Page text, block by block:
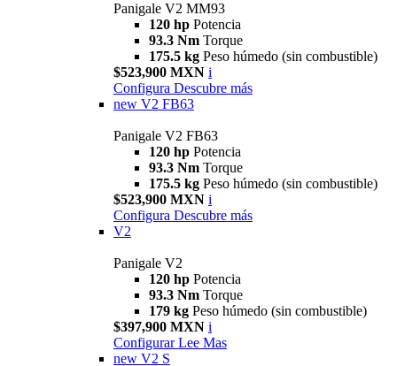
Panigale V2 MM93
120 hp Potencia
93.3 Nm Torque
175.5 kg Peso húmedo (sin combustible)
$523,900 MXN i
Configura Descubre más
new V2 FB63
Panigale V2 FB63
120 hp Potencia
93.3 Nm Torque
175.5 kg Peso húmedo (sin combustible)
$523,900 MXN i
Configura Descubre más
V2
Panigale V2
120 hp Potencia
93.3 Nm Torque
179 kg Peso húmedo (sin combustible)
$397,900 MXN i
Configurar Lee Mas
new V2 S